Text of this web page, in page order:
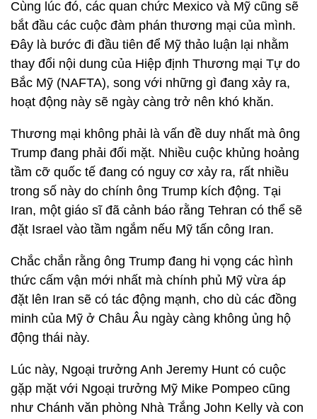
Cùng lúc đó, các quan chức Mexico và Mỹ cũng sẽ
bắt đầu các cuộc đàm phán thương mại của mình.
Đây là bước đi đầu tiên để Mỹ thảo luận lại nhằm
thay đổi nội dung của Hiệp định Thương mại Tự do
Bắc Mỹ (NAFTA), song với những gì đang xảy ra,
hoạt động này sẽ ngày càng trở nên khó khăn.
Thương mại không phải là vấn đề duy nhất mà ông
Trump đang phải đối mặt. Nhiều cuộc khủng hoảng
tầm cỡ quốc tế đang có nguy cơ xảy ra, rất nhiều
trong số này do chính ông Trump kích động. Tại
Iran, một giáo sĩ đã cảnh báo rằng Tehran có thể sẽ
đặt Israel vào tầm ngắm nếu Mỹ tấn công Iran.
Chắc chắn rằng ông Trump đang hi vọng các hình
thức cấm vận mới nhất mà chính phủ Mỹ vừa áp
đặt lên Iran sẽ có tác động mạnh, cho dù các đồng
minh của Mỹ ở Châu Âu ngày càng không ủng hộ
động thái này.
Lúc này, Ngoại trưởng Anh Jeremy Hunt có cuộc
gặp mặt với Ngoại trưởng Mỹ Mike Pompeo cũng
như Chánh văn phòng Nhà Trắng John Kelly và con